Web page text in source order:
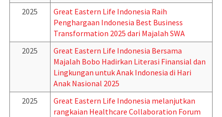
2025
Great Eastern Life Indonesia Raih
Penghargaan Indonesia Best Business
Transformation 2025 dari Majalah SWA
2025
Great Eastern Life Indonesia Bersama
Majalah Bobo Hadirkan Literasi Finansial dan
Lingkungan untuk Anak Indonesia di Hari
Anak Nasional 2025
2025
Great Eastern Life Indonesia melanjutkan
rangkaian Healthcare Collaboration Forum